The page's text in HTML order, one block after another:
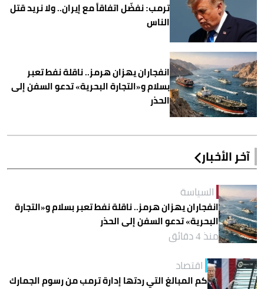
ترمب: نفضّل اتفاقاً مع إيران.. ولا نريد قتل
الناس
انفجاران يهزان هرمز.. ناقلة نفط تعبر
بسلام و«التجارة البحرية» تدعو السفن إلى
الحذر
آخر الأخبار
السياسة
انفجاران يهزان هرمز.. ناقلة نفط تعبر بسلام و«التجارة
البحرية» تدعو السفن إلى الحذر
منذ 4 دقائق
اقتصاد
كم المبالغ التي ردتها إدارة ترمب من رسوم الجمارك